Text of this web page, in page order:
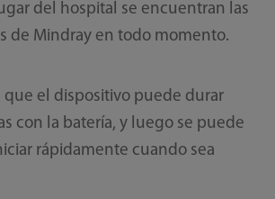
del hospital se encuentran las
de Mindray en todo momento.
que el dispositivo puede durar
con la batería, y luego se puede
rápidamente cuando sea